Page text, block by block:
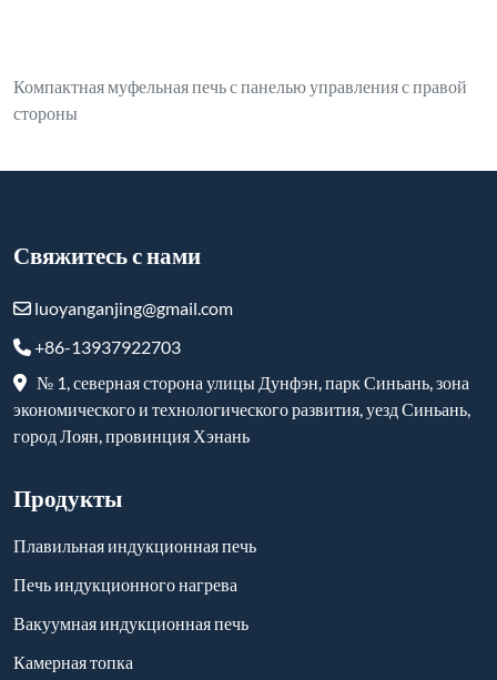
Компактная муфельная печь с панелью управления с правой
стороны
Свяжитесь с нами
luoyanganjing@gmail.com
+86-13937922703
№ 1, северная сторона улицы Дунфэн, парк Синьань, зона
экономического и технологического развития, уезд Синьань,
город Лоян, провинция Хэнань
Продукты
Плавильная индукционная печь
Печь индукционного нагрева
Вакуумная индукционная печь
Камерная топка